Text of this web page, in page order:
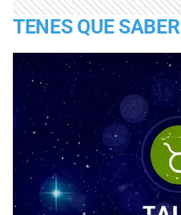
TENES QUE SABER